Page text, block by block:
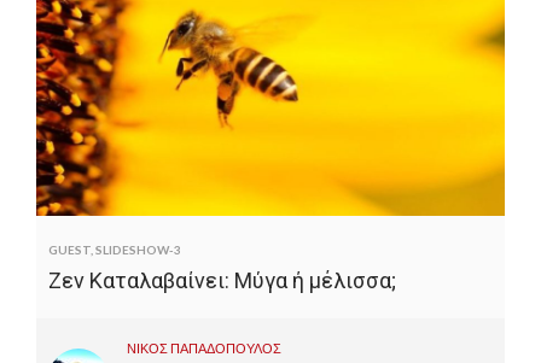
GUEST,SLIDESHOW-3
Ζεν Καταλαβαίνει: Μύγα ή μέλισσα;
ΝΙΚΟΣ ΠΑΠΑΔΟΠΟΥΛΟΣ